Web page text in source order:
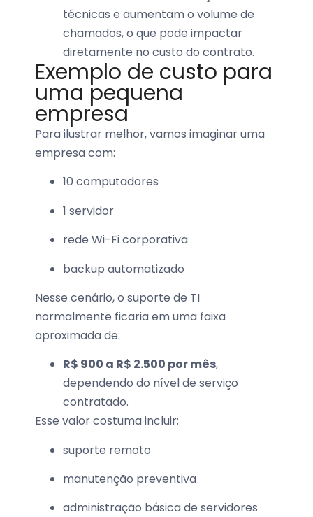
técnicas e aumentam o volume de
chamados, o que pode impactar
diretamente no custo do contrato.
Exemplo de custo para
uma pequena
empresa
Para ilustrar melhor, vamos imaginar uma
empresa com:
10 computadores
1 servidor
rede Wi-Fi corporativa
backup automatizado
Nesse cenário, o suporte de TI
normalmente ficaria em uma faixa
aproximada de:
R$ 900 a R$ 2.500 por mês,
dependendo do nível de serviço
contratado.
Esse valor costuma incluir:
suporte remoto
manutenção preventiva
administração básica de servidores